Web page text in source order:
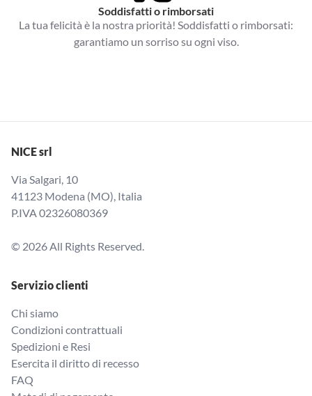
Soddisfatti o rimborsati
La tua felicità è la nostra priorità! Soddisfatti o rimborsati:
garantiamo un sorriso su ogni viso.
NICE srl
Via Salgari, 10
41123 Modena (MO), Italia
P.IVA 02326080369
© 2026 All Rights Reserved.
Servizio clienti
Chi siamo
Condizioni contrattuali
Spedizioni e Resi
Esercita il diritto di recesso
FAQ